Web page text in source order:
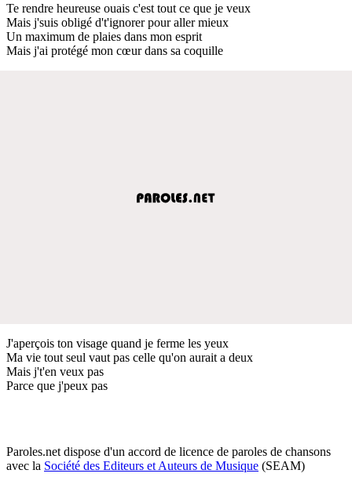
Te rendre heureuse ouais c'est tout ce que je veux
Mais j'suis obligé d't'ignorer pour aller mieux
Un maximum de plaies dans mon esprit
Mais j'ai protégé mon cœur dans sa coquille
J'aperçois ton visage quand je ferme les yeux
Ma vie tout seul vaut pas celle qu'on aurait a deux
Mais j't'en veux pas
Parce que j'peux pas
Paroles.net dispose d'un accord de licence de paroles de chansons
avec la Société des Editeurs et Auteurs de Musique (SEAM)